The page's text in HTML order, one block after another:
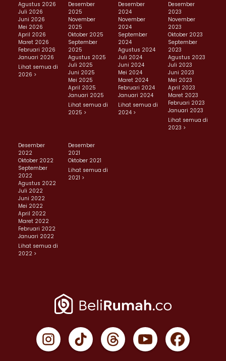
Agustus 2026
Juli 2026
Juni 2026
Mei 2026
April 2026
Maret 2026
Februari 2026
Januari 2026
Lihat semua di
2026 >
Desember
2025
November
2025
Oktober 2025
September
2025
Agustus 2025
Juli 2025
Juni 2025
Mei 2025
April 2025
Januari 2025
Lihat semua di
2025 >
Desember
2024
November
2024
September
2024
Agustus 2024
Juli 2024
Juni 2024
Mei 2024
Maret 2024
Februari 2024
Januari 2024
Lihat semua di
2024 >
Desember
2023
November
2023
Oktober 2023
September
2023
Agustus 2023
Juli 2023
Juni 2023
Mei 2023
April 2023
Maret 2023
Februari 2023
Januari 2023
Lihat semua di
2023 >
Desember
2022
Oktober 2022
September
2022
Agustus 2022
Juli 2022
Juni 2022
Mei 2022
April 2022
Maret 2022
Februari 2022
Januari 2022
Lihat semua di
2022 >
Desember
2021
Oktober 2021
Lihat semua di
2021 >